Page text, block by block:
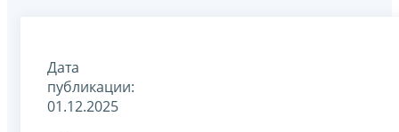
Дата
публикации:
01.12.2025